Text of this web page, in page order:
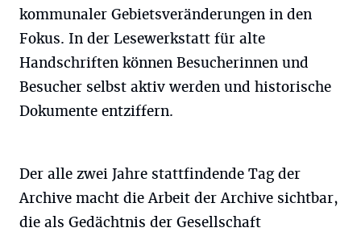
kommunaler Gebietsveränderungen in den
Fokus. In der Lesewerkstatt für alte
Handschriften können Besucherinnen und
Besucher selbst aktiv werden und historische
Dokumente entziffern.
Der alle zwei Jahre stattfindende Tag der
Archive macht die Arbeit der Archive sichtbar,
die als Gedächtnis der Gesellschaft